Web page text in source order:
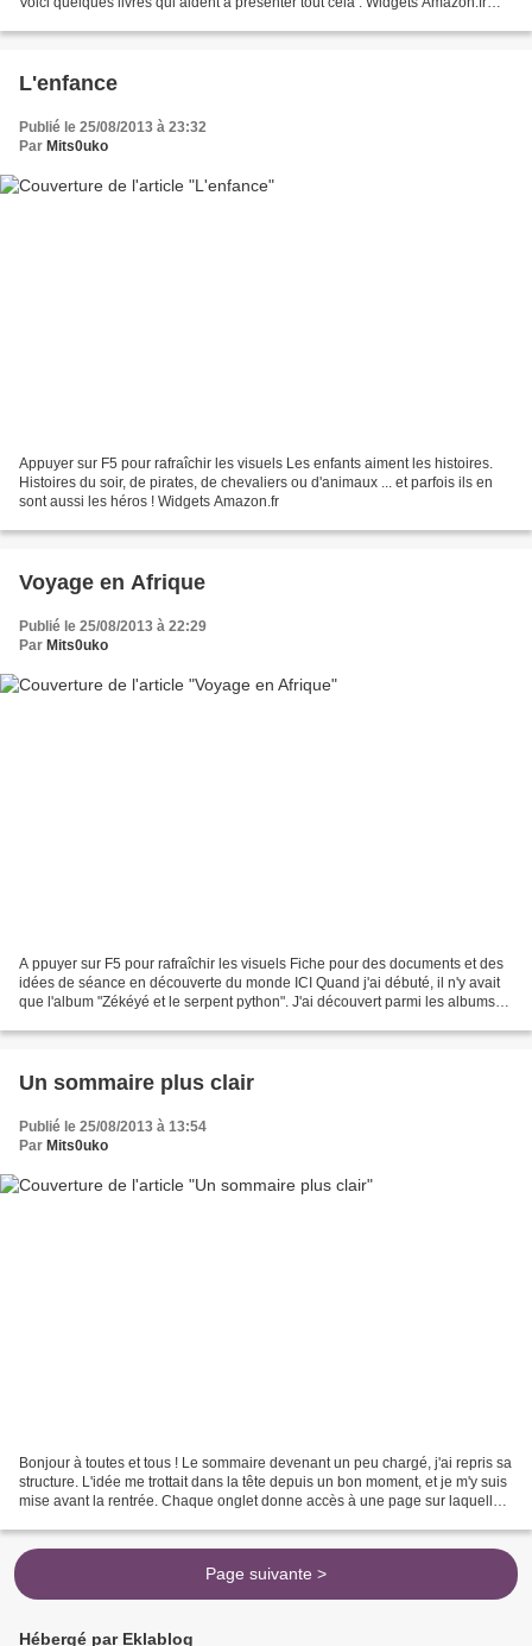
L'enfance
Publié le 25/08/2013 à 23:32
Par Mits0uko
Appuyer sur F5 pour rafraîchir les visuels Les enfants aiment les histoires.
Histoires du soir, de pirates, de chevaliers ou d'animaux ... et parfois ils en
sont aussi les héros ! Widgets Amazon.fr
Voyage en Afrique
Publié le 25/08/2013 à 22:29
Par Mits0uko
A ppuyer sur F5 pour rafraîchir les visuels Fiche pour des documents et des
idées de séance en découverte du monde ICI Quand j'ai débuté, il n'y avait
que l'album "Zékéyé et le serpent python". J'ai découvert parmi les albums
Un sommaire plus clair
Publié le 25/08/2013 à 13:54
Par Mits0uko
Bonjour à toutes et tous ! Le sommaire devenant un peu chargé, j'ai repris sa
structure. L'idée me trottait dans la tête depuis un bon moment, et je m'y suis
mise avant la rentrée. Chaque onglet donne accès à une page sur laquelle
Page suivante >
Hébergé par Eklablog